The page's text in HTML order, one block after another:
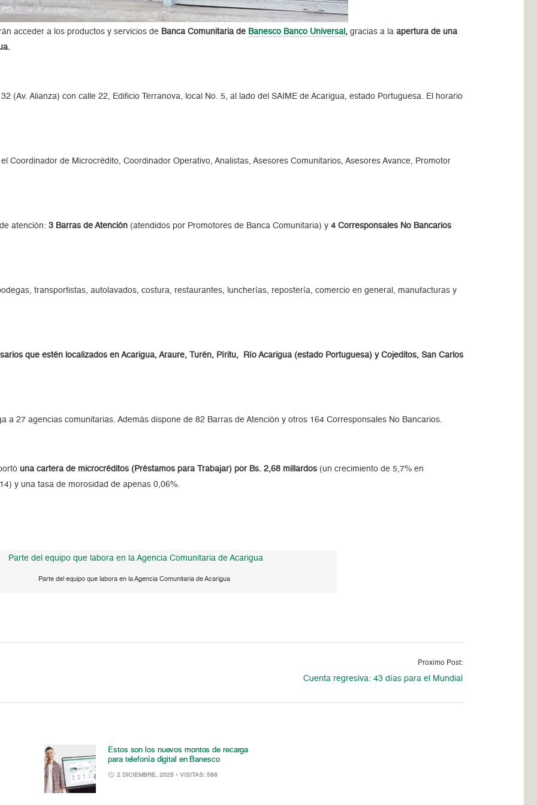
acceder a los productos y servicios de Banca Comunitaria de Banesco Banco Universal , gracias a laapertura de una
(Av. Alianza) con calle 22, Edificio Terranova, local No. 5, al lado del SAIME de Acarigua, estado Portuguesa. El horario
Coordinador de Microcrédito, Coordinador Operativo, Analistas, Asesores Comunitarios, Asesores Avance, Promotor
atención: 3 Barras de Atención (atendidos por Promotores de Banca Comunitaria) y4 Corresponsales No Bancarios
transportistas, autolavados, costura, restaurantes, luncherías, repostería, comercio en general, manufacturas y
que estén localizados en Acarigua, Araure, Turén, Píritu, Río Acarigua (estado Portuguesa) y Cojeditos, San Carlos
a 27 agencias comunitarias. Además dispone de 82 Barras de Atención y otros 164 Corresponsales No Bancarios.
una cartera de microcréditos (Préstamos para Trabajar) por Bs. 2,68 millardos (un crecimiento de 5,7% en
y una tasa de morosidad de apenas 0,06%.
Parte del equipo que labora en la Agencia Comunitaria de Acarigua
Proximo Post:
Cuenta regresiva: 43 días para el Mundial
Estos son los nuevos montos de recarga
para telefonía digital en Banesco
2 DICIEMBRE, 2025 • VISITAS: 588